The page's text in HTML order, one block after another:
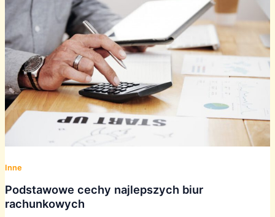
Inne
Podstawowe cechy najlepszych biur
rachunkowych